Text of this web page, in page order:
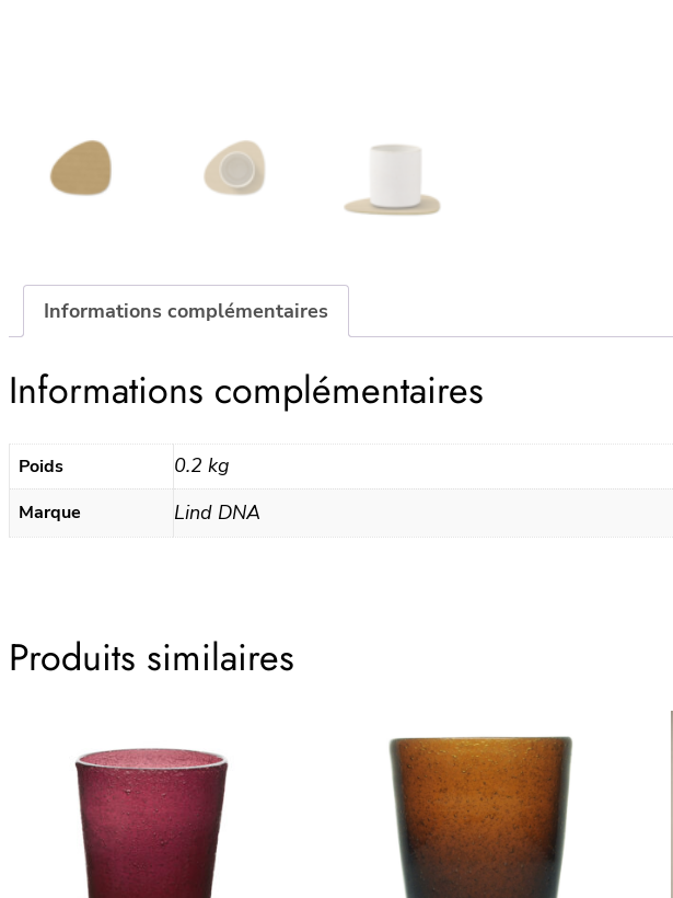
Informations complémentaires
Informations complémentaires
Poids 0.2 kg
Marque Lind DNA
Produits similaires